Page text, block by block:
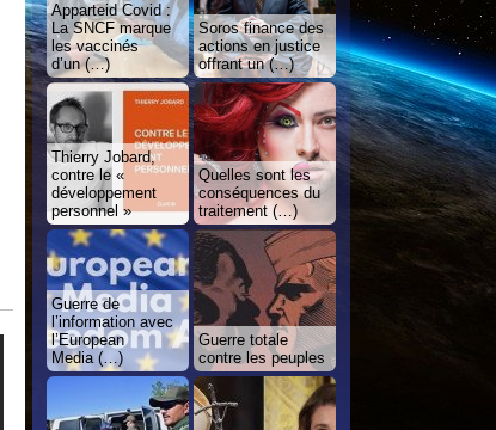
Apparteid Covid :
La SNCF marque
les vaccinés
d’un (…)
Soros finance des
actions en justice
offrant un (…)
Thierry Jobard,
contre le «
développement
personnel »
Quelles sont les
conséquences du
traitement (…)
Guerre de
l’information avec
l’European
Media (…)
Guerre totale
contre les peuples